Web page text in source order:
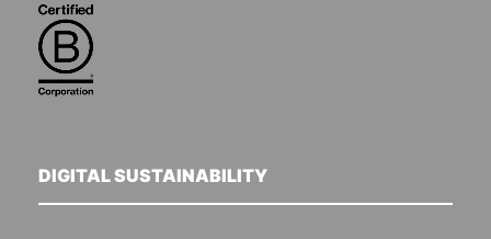
DIGITAL SUSTAINABILITY